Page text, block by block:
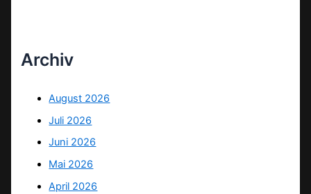
Archiv
August 2026
Juli 2026
Juni 2026
Mai 2026
April 2026